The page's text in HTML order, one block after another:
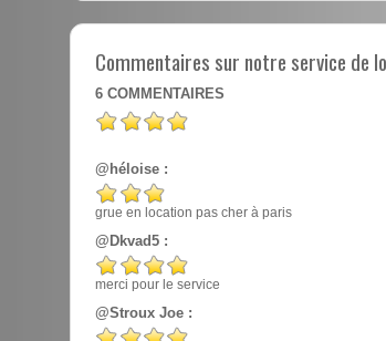
Commentaires sur notre service de
6 COMMENTAIRES
@héloise :
grue en location pas cher à paris
@Dkvad5 :
merci pour le service
@Stroux Joe :